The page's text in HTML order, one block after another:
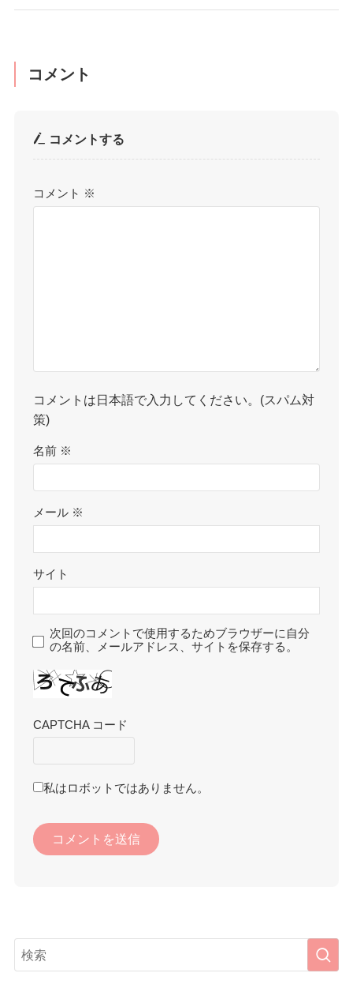
コメント
コメントする
コメント ※
コメントは日本語で入力してください。(スパム対
策)
名前 ※
メール ※
サイト
次回のコメントで使用するためブラウザーに自分
の名前、メールアドレス、サイトを保存する。
CAPTCHA コード
私はロボットではありません。